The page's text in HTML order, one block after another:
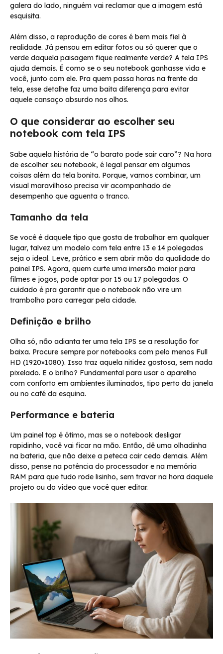
galera do lado, ninguém vai reclamar que a imagem está
esquisita.
Além disso, a reprodução de cores é bem mais fiel à
realidade. Já pensou em editar fotos ou só querer que o
verde daquela paisagem fique realmente verde? A tela IPS
ajuda demais. É como se o seu notebook ganhasse vida e
você, junto com ele. Pra quem passa horas na frente da
tela, esse detalhe faz uma baita diferença para evitar
aquele cansaço absurdo nos olhos.
O que considerar ao escolher seu
notebook com tela IPS
Sabe aquela história de “o barato pode sair caro”? Na hora
de escolher seu notebook, é legal pensar em algumas
coisas além da tela bonita. Porque, vamos combinar, um
visual maravilhoso precisa vir acompanhado de
desempenho que aguenta o tranco.
Tamanho da tela
Se você é daquele tipo que gosta de trabalhar em qualquer
lugar, talvez um modelo com tela entre 13 e 14 polegadas
seja o ideal. Leve, prático e sem abrir mão da qualidade do
painel IPS. Agora, quem curte uma imersão maior para
filmes e jogos, pode optar por 15 ou 17 polegadas. O
cuidado é pra garantir que o notebook não vire um
trambolho para carregar pela cidade.
Definição e brilho
Olha só, não adianta ter uma tela IPS se a resolução for
baixa. Procure sempre por notebooks com pelo menos Full
HD (1920×1080). Isso traz aquela nitidez gostosa, sem nada
pixelado. E o brilho? Fundamental para usar o aparelho
com conforto em ambientes iluminados, tipo perto da janela
ou no café da esquina.
Performance e bateria
Um painel top é ótimo, mas se o notebook desligar
rapidinho, você vai ficar na mão. Então, dê uma olhadinha
na bateria, que não deixe a peteca cair cedo demais. Além
disso, pense na potência do processador e na memória
RAM para que tudo rode lisinho, sem travar na hora daquele
projeto ou do vídeo que você quer editar.